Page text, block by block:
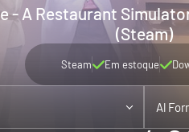
- A Restaurant
(Steam)
Steam Em estoque
Al